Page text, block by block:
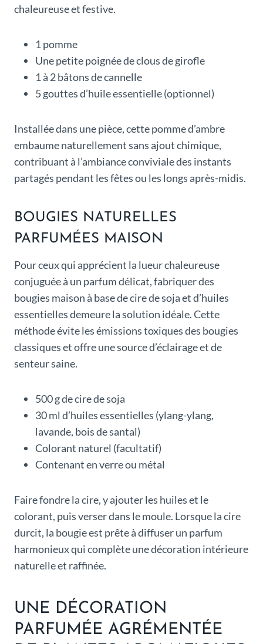
chaleureuse et festive.
1 pomme
Une petite poignée de clous de girofle
1 à 2 bâtons de cannelle
5 gouttes d’huile essentielle (optionnel)
Installée dans une pièce, cette pomme d’ambre
embaume naturellement sans ajout chimique,
contribuant à l’ambiance conviviale des instants
partagés pendant les fêtes ou les longs après-midis.
BOUGIES NATURELLES
PARFUMÉES MAISON
Pour ceux qui apprécient la lueur chaleureuse
conjuguée à un parfum délicat, fabriquer des
bougies maison à base de cire de soja et d’huiles
essentielles demeure la solution idéale. Cette
méthode évite les émissions toxiques des bougies
classiques et offre une source d’éclairage et de
senteur saine.
500 g de cire de soja
30 ml d’huiles essentielles (ylang-ylang,
lavande, bois de santal)
Colorant naturel (facultatif)
Contenant en verre ou métal
Faire fondre la cire, y ajouter les huiles et le
colorant, puis verser dans le moule. Lorsque la cire
durcit, la bougie est prête à diffuser un parfum
harmonieux qui complète une décoration intérieure
naturelle et raffinée.
UNE DÉCORATION
PARFUMÉE AGRÉMENTÉE